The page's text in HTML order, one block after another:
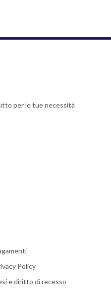
per le tue necessità
Policy
e diritto di recesso